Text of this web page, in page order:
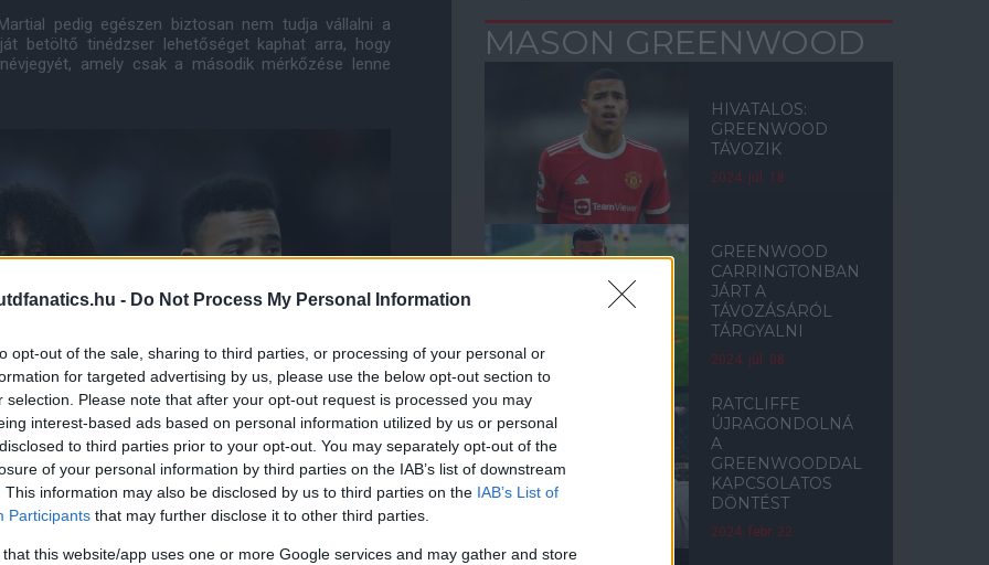
- Do Not Process My Personal Information
opt-out of the sale, sharing to third parties, or processing of your personal or
for targeted advertising by us, please use the below opt-out section to
selection. Please note that after your opt-out request is processed you may
interest-based ads based on personal information utilized by us or personal
to third parties prior to your opt-out. You may separately opt-out of the
of your personal information by third parties on the IAB’s list of downstream
This information may also be disclosed by us to third parties on the IAB’s List of
Participants that may further disclose it to other third parties.
that this website/app uses one or more Google services and may gather and store
pedig egészen biztosan nem tudja vállalni a
betöltő tinédzser lehetőséget kaphat arra, hogy
amely csak a második mérkőzése lenne
MASON GREENWOOD
HIVATALOS:
GREENWOOD
TÁVOZIK
2024. júl. 18.
GREENWOOD
CARRINGTONBAN
JÁRT A
TÁVOZÁSÁRÓL
TÁRGYALNI
2024. júl. 08.
RATCLIFFE
ÚJRAGONDOLNÁ
A
GREENWOODDAL
KAPCSOLATOS
DÖNTÉST
2024. febr. 22.